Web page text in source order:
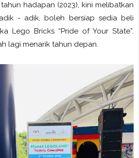
hadapan (2023), kini melibatkan
- adik, boleh bersiap sedia beli
Lego Bricks “Pride of Your State”.
lagi menarik tahun depan.